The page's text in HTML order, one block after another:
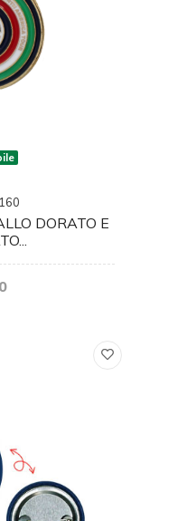
DORATO E